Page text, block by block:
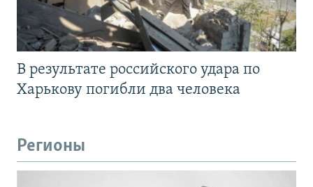
В результате российского удара по
Харькову погибли два человека
Регионы